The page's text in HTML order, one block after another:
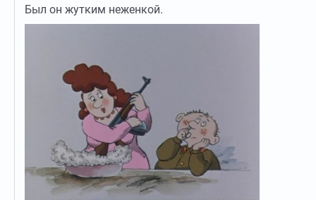
Был он жутким неженкой.